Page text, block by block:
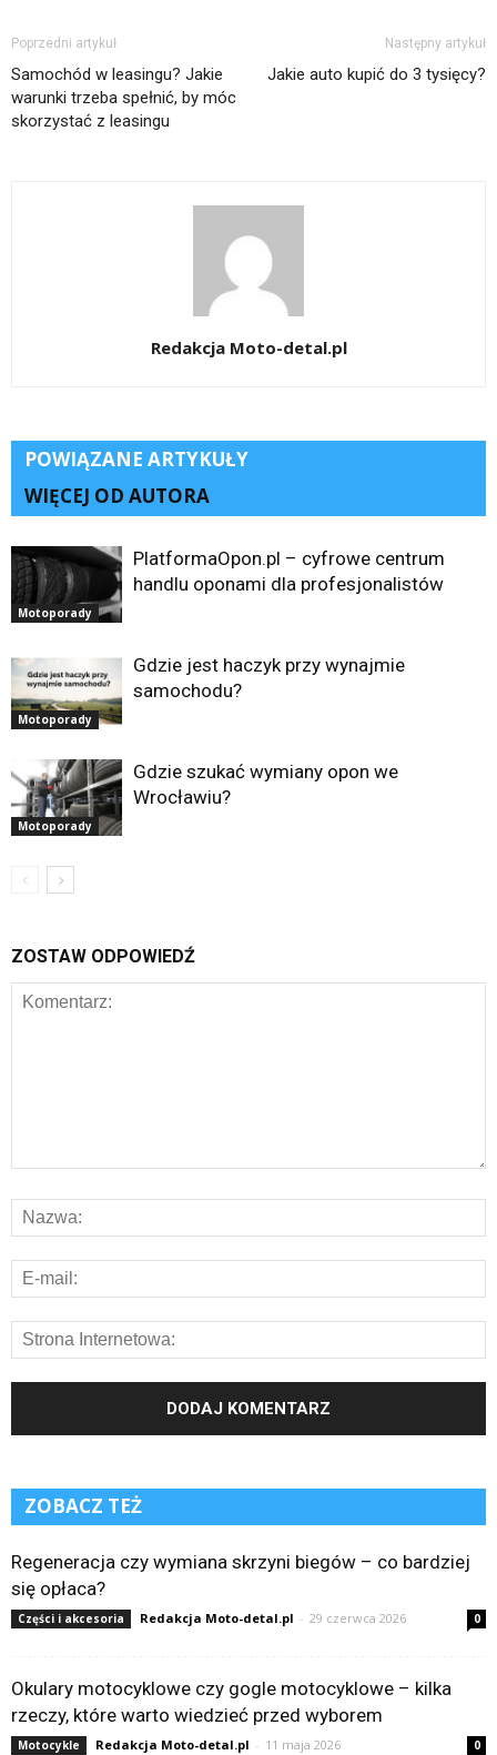
Poprzedni artykuł
Samochód w leasingu? Jakie
warunki trzeba spełnić, by móc
skorzystać z leasingu
Następny artykuł
Jakie auto kupić do 3 tysięcy?
Redakcja Moto-detal.pl
POWIĄZANE ARTYKUŁY
WIĘCEJ OD AUTORA
Motoporady
PlatformaOpon.pl – cyfrowe centrum
handlu oponami dla profesjonalistów
Motoporady
Gdzie jest haczyk przy wynajmie
samochodu?
Motoporady
Gdzie szukać wymiany opon we
Wrocławiu?
ZOSTAW ODPOWIEDŹ
ZOBACZ TEŻ
Regeneracja czy wymiana skrzyni biegów – co bardziej
się opłaca?
Części i akcesoria Redakcja Moto-detal.pl - 29 czerwca 2026 0
Okulary motocyklowe czy gogle motocyklowe – kilka
rzeczy, które warto wiedzieć przed wyborem
Motocykle Redakcja Moto-detal.pl - 11 maja 2026 0